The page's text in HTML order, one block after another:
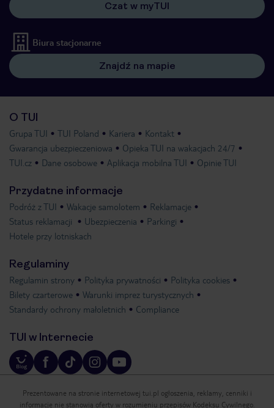
Czat w myTUI
Biura stacjonarne
Znajdź na mapie
O TUI
Grupa TUI TUI Poland Kariera
Kontakt
Gwarancja ubezpieczeniowa
Opieka TUI na wakacjach 24/7
TUI.cz
Dane osobowe Aplikacja mobilna TUI Opinie TUI
Przydatne informacje
Podróż z TUI Wakacje samolotem
Reklamacje
Status reklamacji
Ubezpieczenia
Parkingi
Hotele przy lotniskach
Regulaminy
Regulamin strony Polityka prywatności
Polityka cookies
Bilety czarterowe
Warunki imprez turystycznych
Standardy ochrony małoletnich
Compliance
TUI w Internecie
Prezentowane na stronie internetowej tui.pl ogłoszenia, reklamy, cenniki i
informacje nie stanowią oferty w rozumieniu przepisów Kodeksu Cywilnego.